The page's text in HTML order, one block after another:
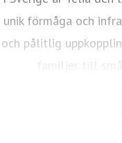
unik förmåga och
och pålitlig
familjer till
verksamheter. Vi
vardagen och är
Sveriges största